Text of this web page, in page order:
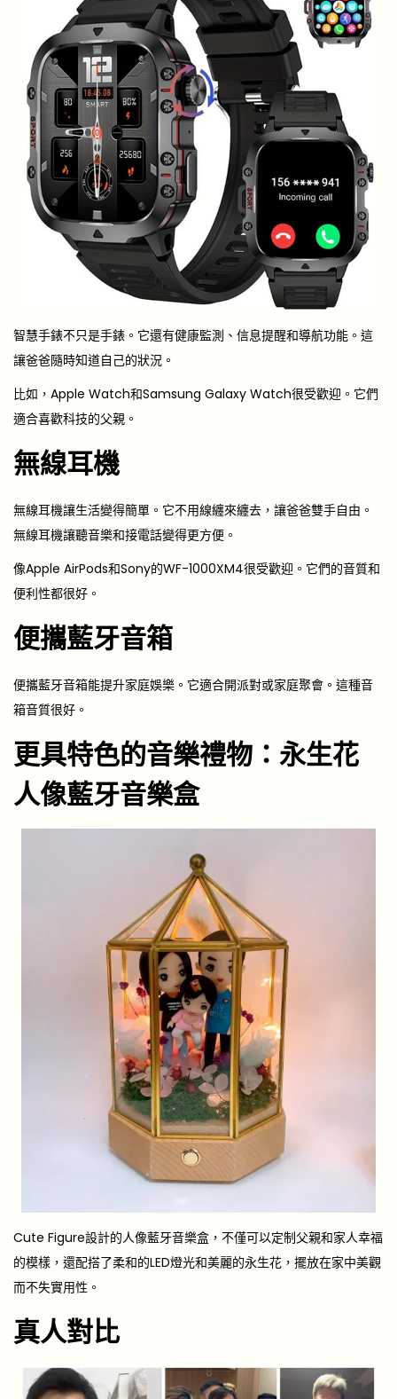
智慧手錶不只是手錶。它還有健康監測、信息提醒和導航功能。這
讓爸爸隨時知道自己的狀況。
比如，Apple Watch和Samsung Galaxy Watch很受歡迎。它們
適合喜歡科技的父親。
無線耳機
無線耳機讓生活變得簡單。它不用線纏來纏去，讓爸爸雙手自由。
無線耳機讓聽音樂和接電話變得更方便。
像Apple AirPods和Sony的WF-1000XM4很受歡迎。它們的音質和
便利性都很好。
便攜藍牙音箱
便攜藍牙音箱能提升家庭娛樂。它適合開派對或家庭聚會。這種音
箱音質很好。
更具特色的音樂禮物：永生花
人像藍牙音樂盒
Cute Figure設計的人像藍牙音樂盒，不僅可以定制父親和家人幸福
的模樣，還配搭了柔和的LED燈光和美麗的永生花，擺放在家中美觀
而不失實用性。
真人對比